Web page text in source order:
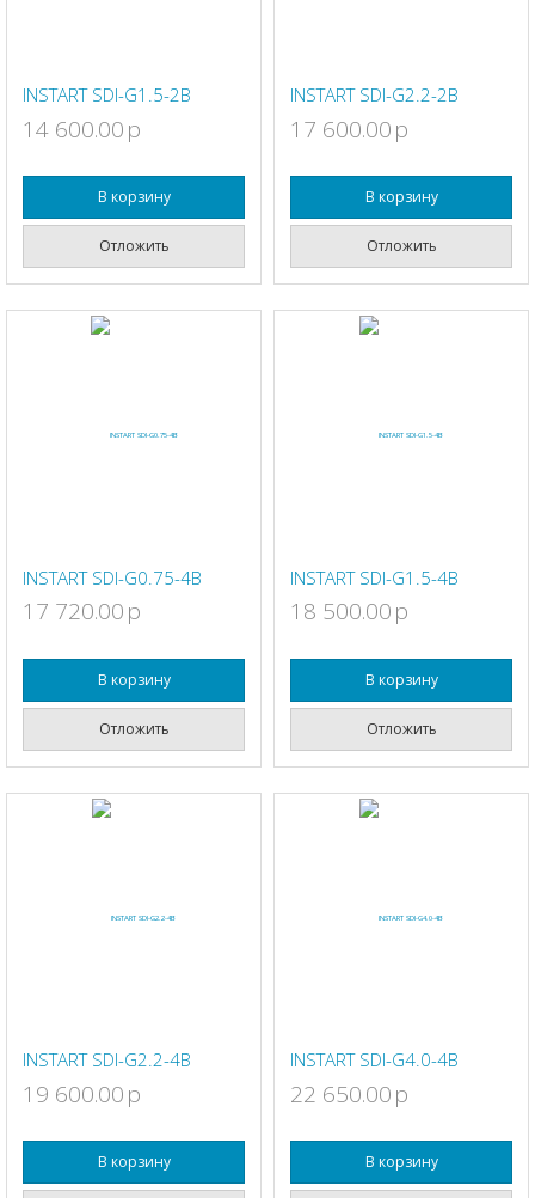
INSTART SDI-G1.5-2B
14 600.00p
В корзину
Отложить
INSTART SDI-G2.2-2B
17 600.00p
В корзину
Отложить
INSTART SDI-G0.75-4B
17 720.00p
В корзину
Отложить
INSTART SDI-G1.5-4B
18 500.00p
В корзину
Отложить
INSTART SDI-G2.2-4B
19 600.00p
В корзину
INSTART SDI-G4.0-4B
22 650.00p
В корзину